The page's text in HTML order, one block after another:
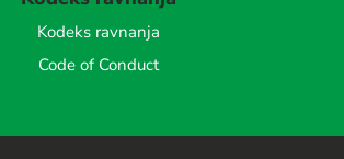
Kodeks ravnanja
Code of Conduct